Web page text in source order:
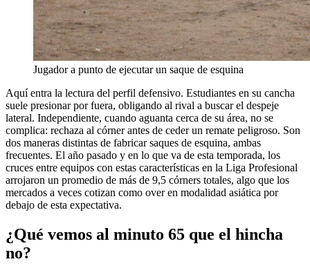
Jugador a punto de ejecutar un saque de esquina
Aquí entra la lectura del perfil defensivo. Estudiantes en su cancha
suele presionar por fuera, obligando al rival a buscar el despeje
lateral. Independiente, cuando aguanta cerca de su área, no se
complica: rechaza al córner antes de ceder un remate peligroso. Son
dos maneras distintas de fabricar saques de esquina, ambas
frecuentes. El año pasado y en lo que va de esta temporada, los
cruces entre equipos con estas características en la Liga Profesional
arrojaron un promedio de más de 9,5 córners totales, algo que los
mercados a veces cotizan como over en modalidad asiática por
debajo de esta expectativa.
¿Qué vemos al minuto 65 que el hincha
no?